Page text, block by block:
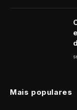
Mais populares